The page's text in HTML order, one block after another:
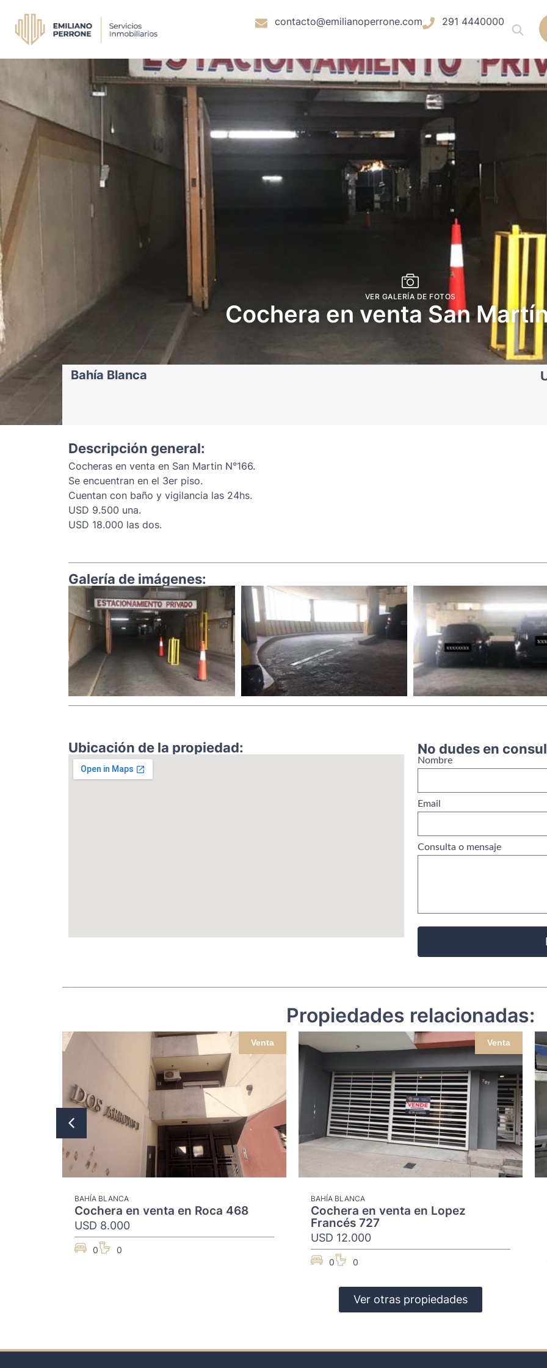
contacto@emilianoperrone.com 291 4440000
VER GALERÍA DE FOTOS
Cochera en venta San
Bahía Blanca
Descripción general:
Cocheras en venta en San Martin N°166.
Se encuentran en el 3er piso.
Cuentan con baño y vigilancia las 24hs.
USD 9.500 una.
USD 18.000 las dos.
Galería de imágenes:
Ubicación de la propiedad: No dudes en
Nombre
Email
Consulta o mensaje
Propiedades relacionadas:
Venta
BAHÍA BLANCA
Cochera en venta en Roca 468
USD 8.000
0 0
Venta
BAHÍA BLANCA
Cochera en venta en Lopez
Francés 727
USD 12.000
0 0
Ver otras propiedades